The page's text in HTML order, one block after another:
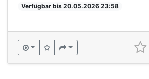
Verfügbar bis 20.05.2026 23:58